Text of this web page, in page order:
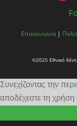
Συνεχίζοντας την
αποδέχεστε τη
Επικοινωνία |
©2025 Εθνικό